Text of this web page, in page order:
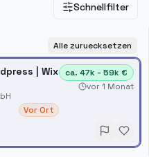
Schnellfilter
Alle zuruecksetzen
| Wix
Vor Ort
ca. 47k - 59k €
vor 1 Monat